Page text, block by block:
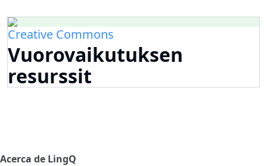
Creative Commons
Vuorovaikutuksen
resurssit
Acerca de LingQ